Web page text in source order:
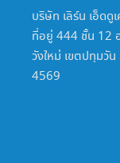
บริษัท เลิร์น เอ็ดดู
ที่อยู่ 444 ชั้น 12
วังใหม่ เขตปทุมวั
4569